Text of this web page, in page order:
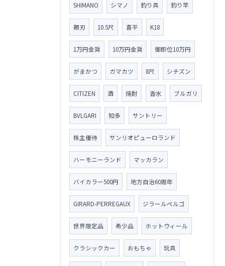
SHIMANO シマノ 釣り具 釣り竿
頼刃 10.5尺 喜平 K18
1万円金貨 10万円金貨 御即位10万円
がまかつ ガマカツ 8尺 シチズン
CITIZEN 酒 焼酎 香水 ブルガリ
BVLGARI 知多 サントリー
株主優待 サンリオピューロランド
ハーモニーランド マッカラン
バイカラー500円 地方自治60周年
GIRARD-PERREGAUX ジラールペルゴ
世界限定品 希少品 ホットウィール
クラシックカー おもちゃ 玩具